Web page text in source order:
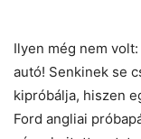
Ilyen még nem
autó! Senkinek se
kipróbálja, hiszen
Ford angliai